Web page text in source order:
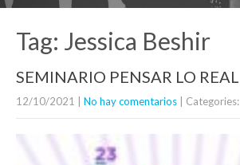
Tag: Jessica Beshir
SEMINARIO PENSAR LO REAL
12/10/2021 | No hay comentarios | Categories: